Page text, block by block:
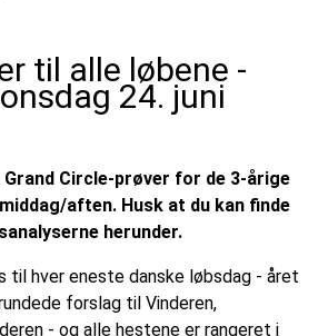
til alle løbene -
24. juni
Grand Circle-prøver for de 3-årige
aften. Husk at du kan finde
herunder.
til hver eneste danske løbsdag - året
forslag til Vinderen,
- og alle hestene er rangeret i